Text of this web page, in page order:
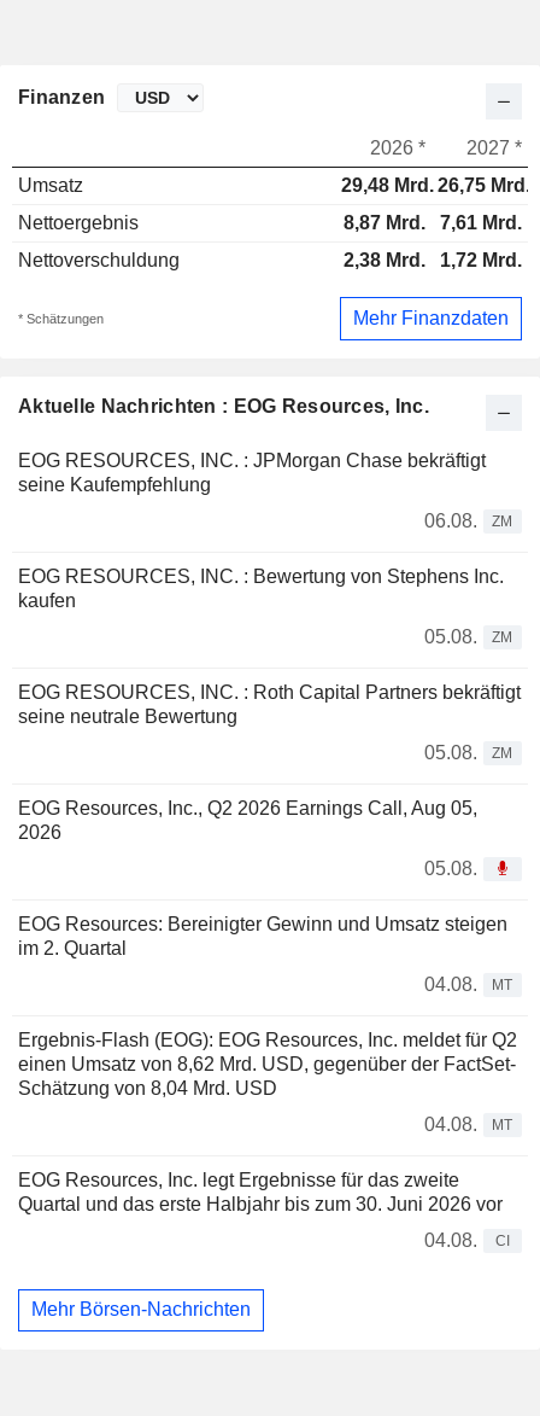
Aktuelle Nachrichten : EOG Resources, Inc.
EOG RESOURCES, INC. : JPMorgan Chase bekräftigt
seine Kaufempfehlung
06.08.
ZM
EOG RESOURCES, INC. : Bewertung von Stephens Inc.
kaufen
05.08.
ZM
EOG RESOURCES, INC. : Roth Capital Partners bekräftigt
seine neutrale Bewertung
05.08.
ZM
EOG Resources, Inc., Q2 2026 Earnings Call, Aug 05,
2026
05.08.
EOG Resources: Bereinigter Gewinn und Umsatz steigen
im 2. Quartal
04.08.
MT
Ergebnis-Flash (EOG): EOG Resources, Inc. meldet für Q2
einen Umsatz von 8,62 Mrd. USD, gegenüber der FactSet-
Schätzung von 8,04 Mrd. USD
04.08.
MT
EOG Resources, Inc. legt Ergebnisse für das zweite
Quartal und das erste Halbjahr bis zum 30. Juni 2026 vor
04.08.
CI
Mehr Börsen-Nachrichten
Finanzen
2026 *
2027 *
Umsatz
29,48 Mrd.26,75 Mrd.
Nettoergebnis
8,87 Mrd.
7,61 Mrd.
Nettoverschuldung
2,38 Mrd. 1,72 Mrd.
* Schätzungen Mehr Finanzdaten